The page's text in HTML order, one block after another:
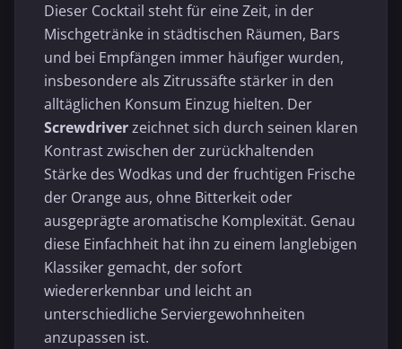
Dieser Cocktail steht für eine Zeit, in der
Mischgetränke in städtischen Räumen, Bars
und bei Empfängen immer häufiger wurden,
insbesondere als Zitrussäfte stärker in den
alltäglichen Konsum Einzug hielten. Der
Screwdriverzeichnet sich durch seinen klaren
Kontrast zwischen der zurückhaltenden
Stärke des Wodkas und der fruchtigen Frische
der Orange aus, ohne Bitterkeit oder
ausgeprägte aromatische Komplexität. Genau
diese Einfachheit hat ihn zu einem langlebigen
Klassiker gemacht, der sofort
wiedererkennbar und leicht an
unterschiedliche Serviergewohnheiten
anzupassen ist.